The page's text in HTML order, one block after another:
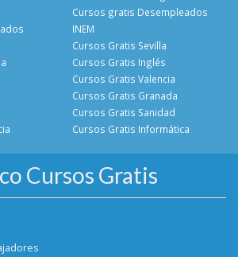
Cursos gratis Desempleados
INEM
Cursos Gratis Sevilla
Cursos Gratis Inglés
Cursos Gratis Valencia
Cursos Gratis Granada
Cursos Gratis Sanidad
Cursos Gratis Informática
Cursos Gratis